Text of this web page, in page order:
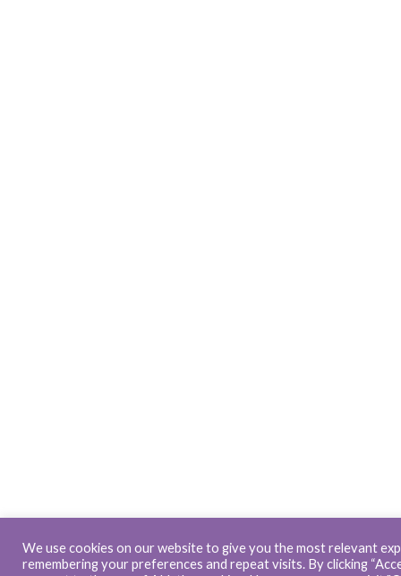
We use cookies on our website to give you the most relevant
remembering your preferences and repeat visits. By clicking